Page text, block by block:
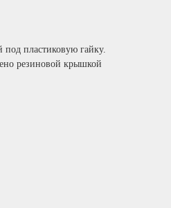
пластиковую гайку.
резиновой крышкой